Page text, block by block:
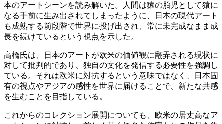
本のアートシーンを読み解いた。人間は猿の胎児として猿に
なる手前に生み出されてしまったように、日本の現代アート
も成熟する前段階で世界に投げ出され、常に未完成なまま成
長を続けているという視点を示した。
高橋氏は、日本のアートが欧米の価値観に翻弄される現状に
対して批判的であり、独自の文化を発信する必要性を強調し
ている。それは欧米に対抗するという意味ではなく、日本固
有の視点やアジアの感性を世界に届けることで、新たな共感
を生むことを目指している。
これからのコレクション展開についても、欧米の居丈高なア